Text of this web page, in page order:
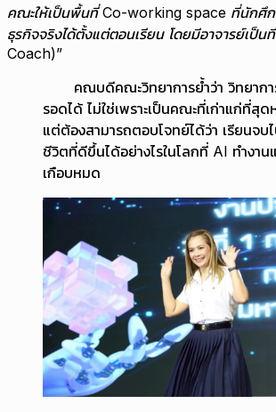
คณะให้เป็นพื้นที่ Co-working space ที่นักศึก
ธุรกิจจริงได้ตั้งแต่ตอนเรียน โดยมีอาจารย์เป็
Coach)”
คณบดีคณะวิทยาการย้ำว่า วิทยากา
รอดได้ ไม่ใช่เพราะเป็นคณะที่เก่าแก่ที่สุ
แต่ต้องสามารถตอบโจทย์ได้ว่า เรียนจบ
ชีวิตที่ดีขึ้นได้อย่างไรในโลกที่ AI ทำงา
เกือบหมด